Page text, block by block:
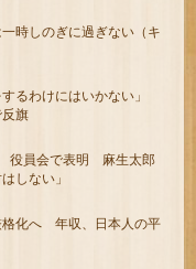
時しのぎに過ぎない（キ
るわけにはいかない」
反旗
役員会で表明 麻生太郎
しない」
格化へ 年収、日本人の平